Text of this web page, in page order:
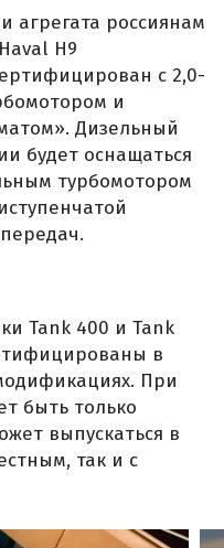
агрегата россиянам
H9
с 2,0-
и
Дизельный
будет оснащаться
турбомотором
Tank 400 и Tank
в
При
быть только
выпускаться в
так и с